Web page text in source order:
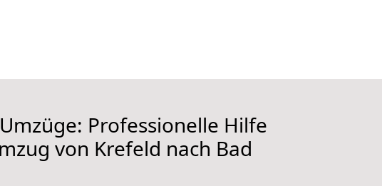
Professionelle Hilfe
von Krefeld nach Bad